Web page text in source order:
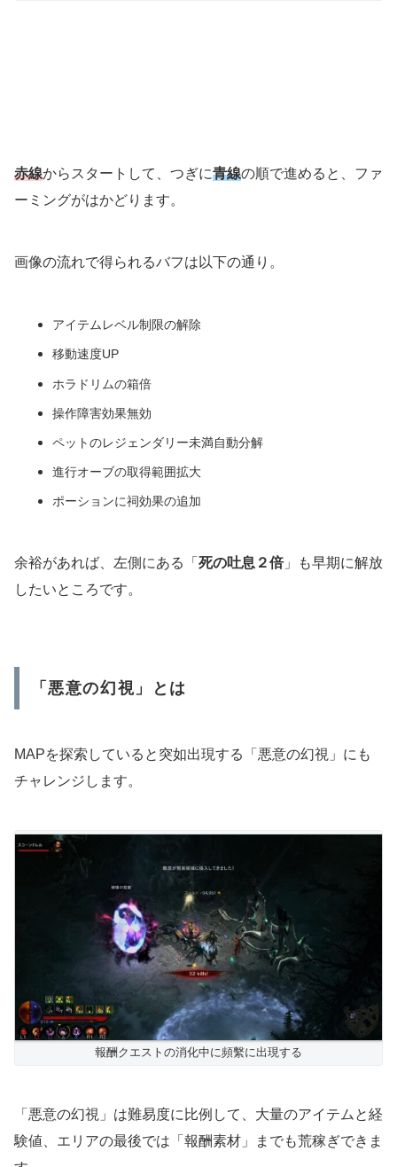
赤線からスタートして、つぎに青線の順で進めると、ファ
ーミングがはかどります。
画像の流れで得られるバフは以下の通り。
アイテムレベル制限の解除
移動速度UP
ホラドリムの箱倍
操作障害効果無効
ペットのレジェンダリー未満自動分解
進行オーブの取得範囲拡大
ポーションに祠効果の追加
余裕があれば、左側にある「 死の吐息２倍」も早期に解放
したいところです。
「悪意の幻視」とは
MAPを探索していると突如出現する「悪意の幻視」にも
チャレンジします。
報酬クエストの消化中に頻繫に出現する
「悪意の幻視」は難易度に比例して、大量のアイテムと経
験値、エリアの最後では「報酬素材」までも荒稼ぎできま